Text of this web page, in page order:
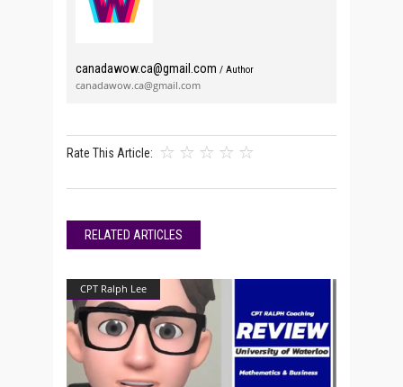
canadawow.ca@gmail.com / Author
canadawow.ca@gmail.com
Rate This Article:
RELATED ARTICLES
CPT Ralph Lee